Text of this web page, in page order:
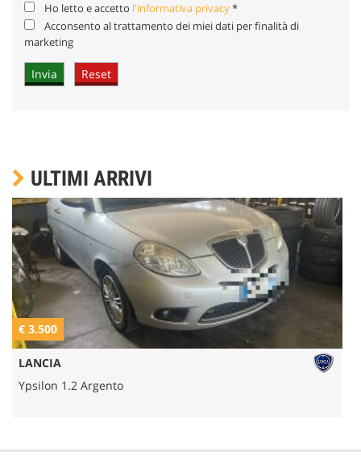
Ho letto e accetto l'informativa privacy*
Acconsento al trattamento dei miei dati per finalità di
marketing
ULTIMI ARRIVI
€ 3.500
LANCIA
Ypsilon 1.2 Argento